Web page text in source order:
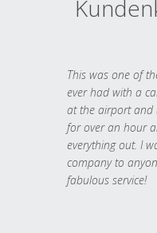
This was one of
ever had with a
at the airport and
for over an hour
everything out. I
company to
fabulous service!